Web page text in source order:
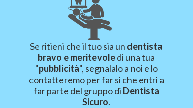
Se ritieni che il tuo sia un dentista
bravo e meritevoledi una tua
"pubblicità", segnalalo a noi e lo
contatteremo per far si che entri a
far parte del gruppo di Dentista
Sicuro.